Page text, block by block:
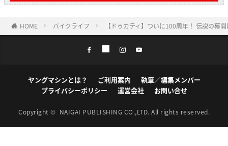
HOME バイクライフ 【ドゥカティ】ついに100周年！ 伝説の幕
ヤングマシンとは？ ご利用案内
執筆／編集メンバー
プライバシーポリシー
運営会社 お問い合せ
Copyright © NAIGAI PUBLISHING CO.,LTD. All rights reserved.